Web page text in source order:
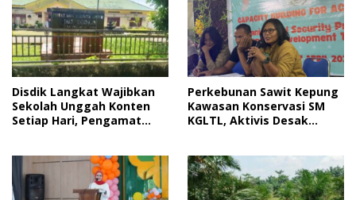
Disdik Langkat Wajibkan
Sekolah Unggah Konten
Setiap Hari, Pengamat
Perkebunan Sawit Kepung
Kawasan Konservasi SM
KGLTL, Aktivis Desak